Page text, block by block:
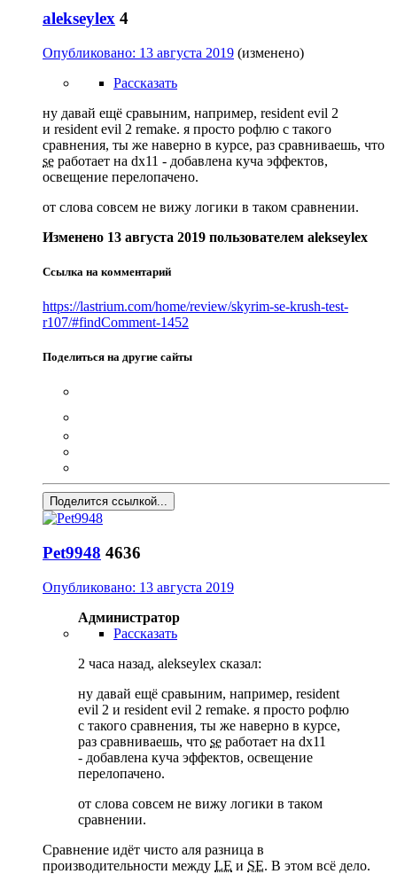
alekseylex 4
Опубликовано: 13 августа 2019 (изменено)
Рассказать
ну давай ещё сравыним, например, resident evil 2
и resident evil 2 remake. я просто рофлю с такого
сравнения, ты же наверно в курсе, раз сравниваешь, что
se работает на dx11 - добавлена куча эффектов,
освещение перелопачено.
от слова совсем не вижу логики в таком сравнении.
Изменено 13 августа 2019 пользователем alekseylex
Ссылка на комментарий
https://lastrium.com/home/review/skyrim-se-krush-test-
r107/#findComment-1452
Поделиться на другие сайты
Поделится ссылкой...
Pet9948 4636
Опубликовано: 13 августа 2019
Администратор
Рассказать
2 часа назад, alekseylex сказал:
ну давай ещё сравыним, например, resident
evil 2 и resident evil 2 remake. я просто рофлю
с такого сравнения, ты же наверно в курсе,
раз сравниваешь, что se работает на dx11
- добавлена куча эффектов, освещение
перелопачено.
от слова совсем не вижу логики в таком
сравнении.
Сравнение идёт чисто аля разница в
производительности между LE и SE. В этом всё дело.